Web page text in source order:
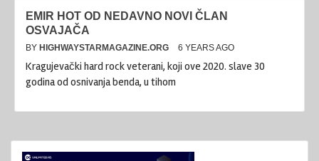
EMIR HOT OD NEDAVNO NOVI ČLAN
OSVAJAČA
BY HIGHWAYSTARMAGAZINE.ORG 6 YEARS AGO
Kragujevački hard rock veterani, koji ove 2020. slave 30
godina od osnivanja benda, u tihom